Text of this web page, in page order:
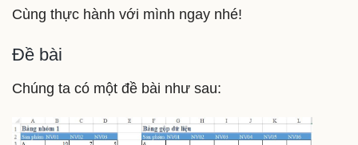
Cùng thực hành với mình ngay nhé!
Đề bài
Chúng ta có một đề bài như sau: